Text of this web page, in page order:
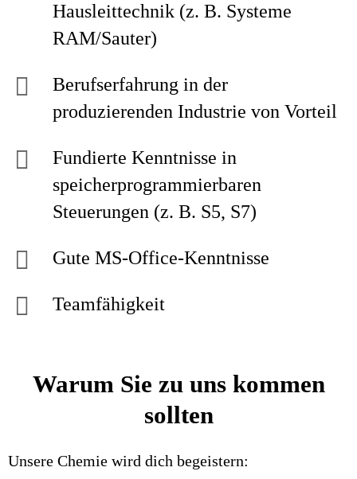
Hausleittechnik (z. B. Systeme
RAM/Sauter)
Berufserfahrung in der
produzierenden Industrie von Vorteil
Fundierte Kenntnisse in
speicherprogrammierbaren
Steuerungen (z. B. S5, S7)
Gute MS-Office-Kenntnisse
Teamfähigkeit
Warum Sie zu uns kommen
sollten
Unsere Chemie wird dich begeistern: